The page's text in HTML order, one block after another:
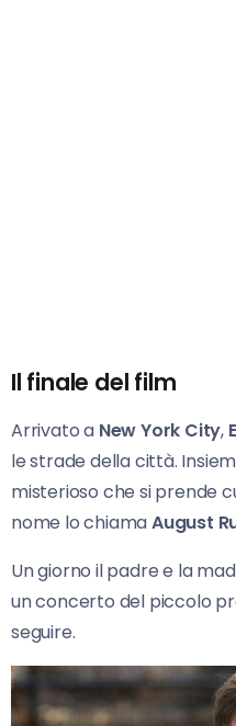
Il finale del film
Arrivato a New York City,
le strade della città.
misterioso che si prende
nome lo chiamaAugust
Un giorno il padre e la
un concerto del piccolo
seguire.